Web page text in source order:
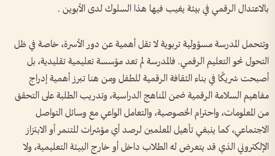
بالاعتدال الرقمي في بيئة يغيب فيها هذا السلوك لدى الأبوين .
وتتحمل المدرسة مسؤولية تربوية لا تقل أهمية عن دور الأسرة، خاصة في ظل
التحول نحو التعليم الرقمي. فالمدرسة لم تعد مؤسسة تعليمية تقليدية، بل
أصبحت شريكًا في بناء الثقافة الرقمية للطفل ومن هنا تبرز أهمية إدراج
مفاهيم السلامة الرقمية ضمن المناهج الدراسية، وتدريب الطلبة على التحقق
من المعلومات، واحترام الخصوصية، والتعامل الواعي مع وسائل التواصل
الاجتماعي، كما ينبغي تأهيل المعلمين لرصد أي مؤشرات للتنمر أو الابتزاز
الإلكتروني الذي قد يتعرض له الطلاب داخل أو خارج البيئة التعليمية، ولا